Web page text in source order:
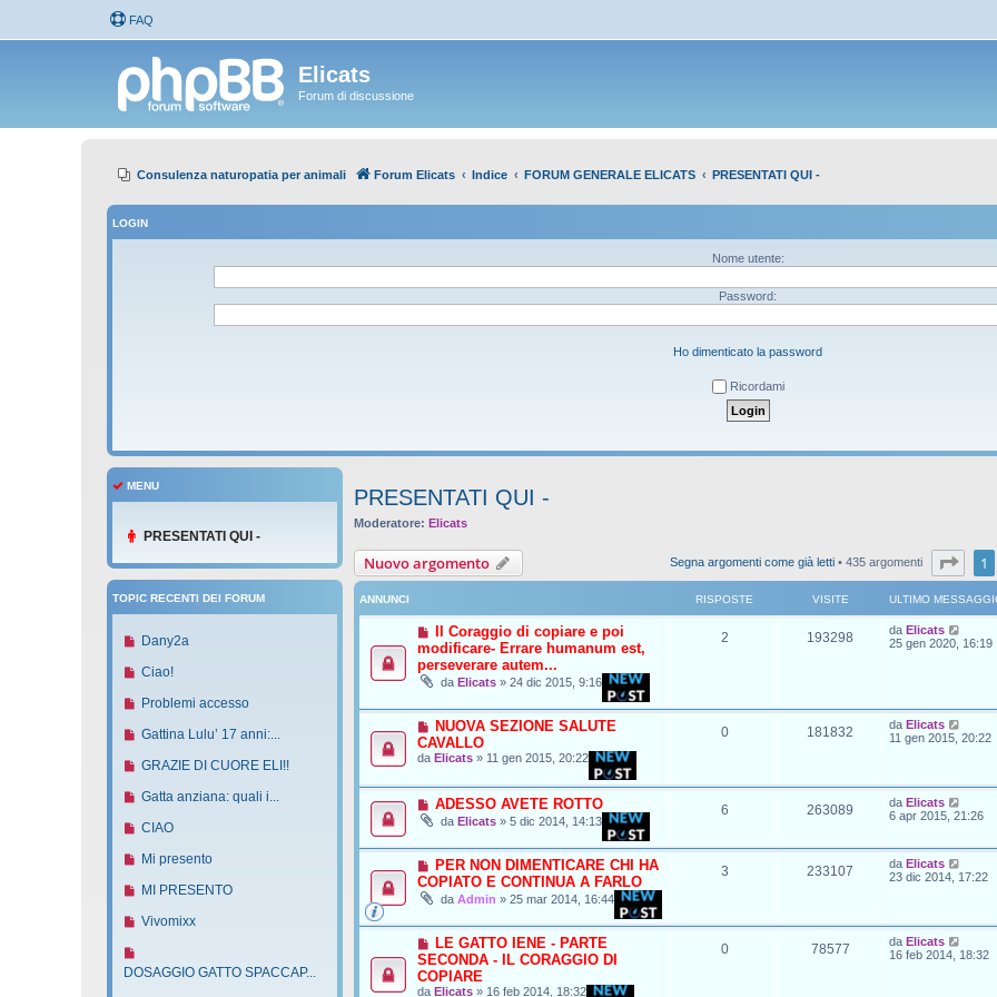
FAQ
Elicats
Forum di discussione
Consulenza naturopatia per animali Forum Elicats Indice FORUM GENERALE ELICATS PRESENTATI QUI -
LOGIN
Nome utente:
Password:
Ho dimenticato la password
Ricordami
PRESENTATI QUI -
Moderatore: Elicats
Nuovo argomento Segna argomenti come già letti • 435 argomenti 1
ANNUNCI RISPOSTE VISITE ULTIMO
Il Coraggio di copiare e poi
modificare- Errare humanum est,
perseverare autem...
da Elicats » 24 dic 2015, 9:16
2 193298 da Elicats
25 gen 2020, 16:19
NUOVA SEZIONE SALUTE
CAVALLO
da Elicats » 11 gen 2015, 20:22
0 181832 da Elicats
11 gen 2015, 20:22
ADESSO AVETE ROTTO
da Elicats » 5 dic 2014, 14:13
6 263089 da Elicats
6 apr 2015, 21:26
PER NON DIMENTICARE CHI HA
COPIATO E CONTINUA A FARLO
da Admin » 25 mar 2014, 16:44
3 233107 da Elicats
23 dic 2014, 17:22
LE GATTO IENE - PARTE
SECONDA - IL CORAGGIO DI
COPIARE
da Elicats » 16 feb 2014, 18:32
0 78577 da Elicats
16 feb 2014, 18:32
MENU
PRESENTATI QUI -
TOPIC RECENTI DEI FORUM
N
o
v
m
e
s
a
g
Dany2a
N
o
v
m
e
s
a
g
Ciao!
N
o
v
m
e
s
a
g
Problemi accesso
N
o
v
m
e
s
a
i
Gattina Lulu’ 17 anni:...
N
o
v
m
e
s
g
GRAZIE DI CUORE ELI!!
N
o
v
m
e
a
Gatta anziana: quali i...
N
o
v
m
s
CIAO
N
o
v
e
Mi presento
N
o
o
MI PRESENTO
N
v
Vivomixx
u
DOSAGGIO GATTO SPACCAP...